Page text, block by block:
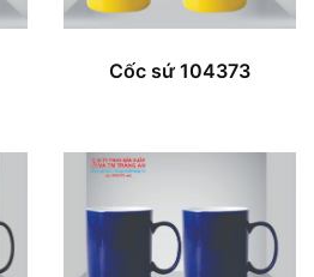
Cốc sứ 104373